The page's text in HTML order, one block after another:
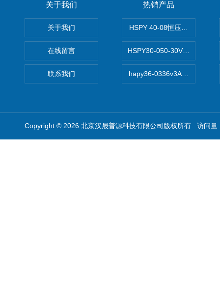
关于我们
关于我们
在线留言
联系我们
热销产品
HSPY 40-08恒压恒流恒功率
HSPY30-050-30V/-05A可调
hapy36-0336v3A高精度小型
Copyright © 2026 北京汉晟普源科技有限公司版权所有 访问量